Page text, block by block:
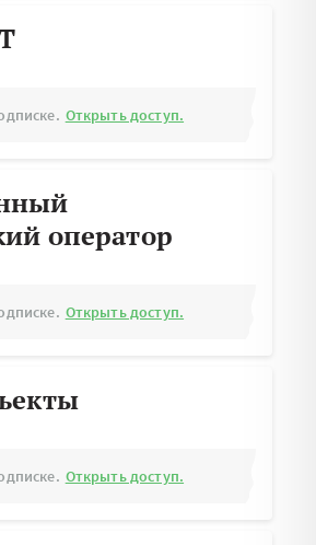
Открыть доступ.
оператор
Открыть доступ.
Открыть доступ.